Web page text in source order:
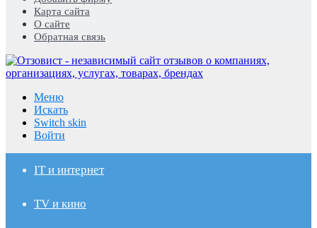
Карта сайта
О сайте
Обратная связь
Меню
Искать
Switch skin
Войти
IT и интернет
TV и кино